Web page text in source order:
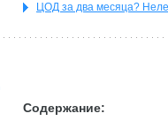
ЦОД за два месяца?
Содержание: